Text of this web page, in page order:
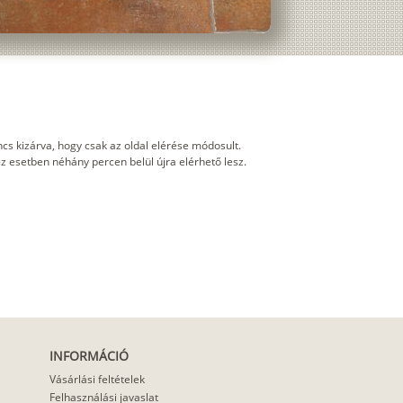
kizárva, hogy csak az oldal elérése módosult.
esetben néhány percen belül újra elérhető lesz.
INFORMÁCIÓ
Vásárlási feltételek
Felhasználási javaslat